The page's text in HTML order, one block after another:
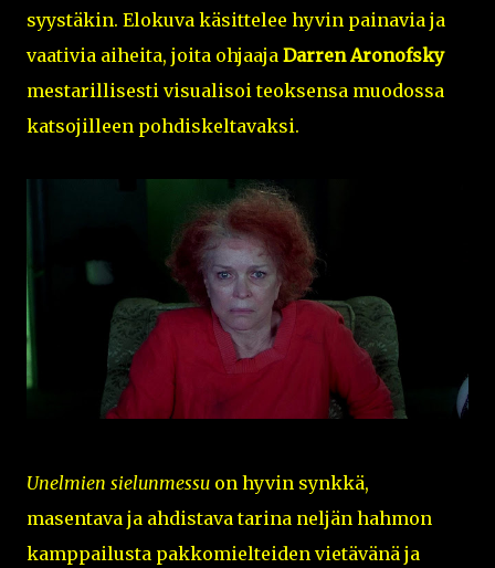
syystäkin. Elokuva käsittelee hyvin painavia ja
vaativia aiheita, joita ohjaaja Darren Aronofsky
mestarillisesti visualisoi teoksensa muodossa
katsojilleen pohdiskeltavaksi.
Unelmien sielunmessu on hyvin synkkä,
masentava ja ahdistava tarina neljän hahmon
kamppailusta pakkomielteiden vietävänä ja